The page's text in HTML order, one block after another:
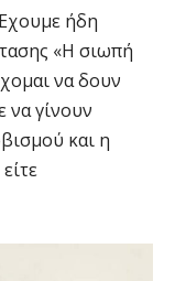
ήδη
«Η σιωπή
να δουν
να γίνουν
και η